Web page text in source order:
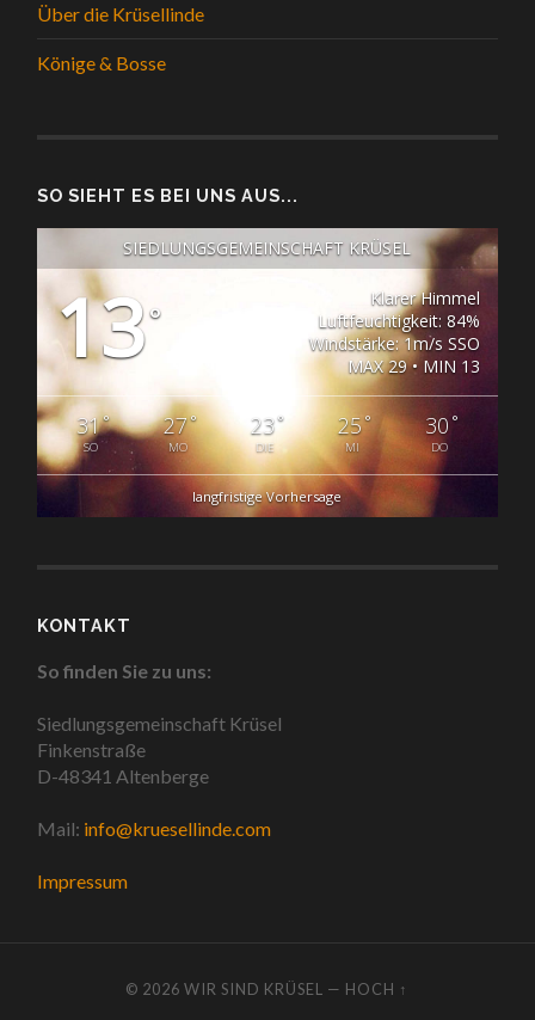
Über die Krüsellinde
Könige & Bosse
SO SIEHT ES BEI UNS AUS...
SIEDLUNGSGEMEINSCHAFT KRÜSEL
13°
Klarer Himmel
Luftfeuchtigkeit: 84%
Windstärke: 1m/s SSO
MAX 29 • MIN 13
31°
SO
27°
MO
23°
DIE
25°
MI
30 °
DO
langfristige Vorhersage
KONTAKT
So finden Sie zu uns:
Siedlungsgemeinschaft Krüsel
Finkenstraße
D-48341 Altenberge
Mail: info@kruesellinde.com
Impressum
© 2026WIR SIND KRÜSEL — HOCH ↑